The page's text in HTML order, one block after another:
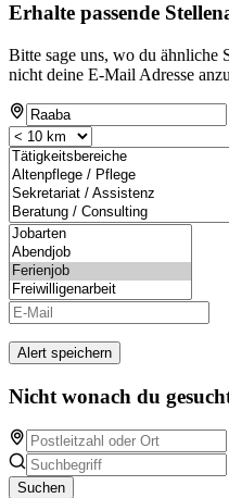
Erhalte passende
Bitte sage uns, wo du ähnliche
nicht deine E-Mail Adresse
Alert speichern
Nicht wonach du
Suchen